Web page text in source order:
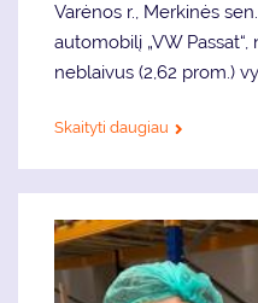
Varėnos r., Merkinės
automobilį „VW
neblaivus (2,62 prom.)
Skaityti daugiau